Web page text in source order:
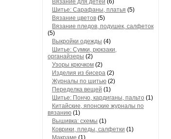
Вязание для детей (6)
Шитье: Сарафаны, платья (5)
Вязание цветов (5)
Вязание пледов, подушек, салфеток
(5)
Выкройки одежды (4)
Шитье: Сумки, рюкзаки,
органайзеры (2)
Узоры крючком (2)
Изделия из бисера (2)
Журналы по шитью (2)
Переделка вещей (1)
Шитье: Пончо, кардиганы, пальто (1)
Китайские, японские журналы по
вязанию (1)
Вышивка: схемы (1)
Коврики, пледы, салфетки (1)
Макраме (1)